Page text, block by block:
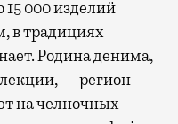
15 000 изделий
в традициях
Родина денима,
— регион
на челночных